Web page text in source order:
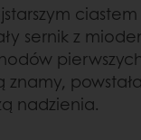
sernik z
nadzienia.